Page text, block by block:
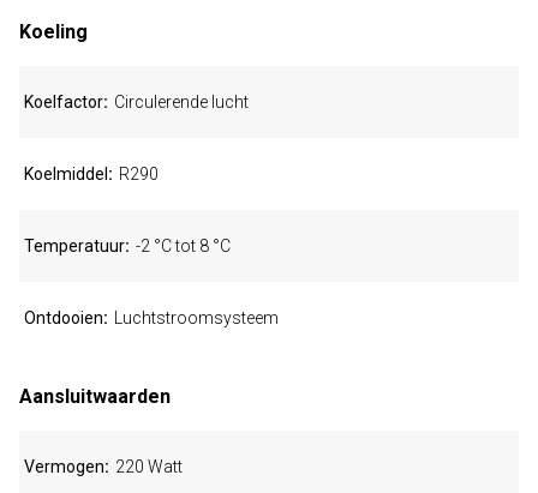
Koeling
Koelfactor Circulerende lucht
Koelmiddel R290
Temperatuur -2 °C tot 8 °C
Ontdooien Luchtstroomsysteem
Aansluitwaarden
Vermogen 220 Watt